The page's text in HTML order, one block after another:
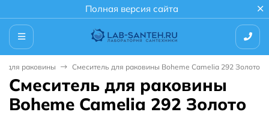
Полная версия сайта
для раковины Смеситель для раковины Boheme Camelia 292 Золото
Смеситель для раковины
Boheme Camelia 292 Золото